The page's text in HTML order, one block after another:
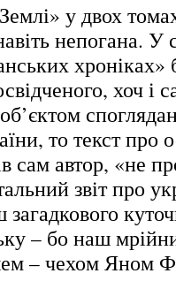
у двох
непогана. У
хроніках»
хоч і
то текст про
сам автор, «не
звіт про
– бо наш
– чехом Яном